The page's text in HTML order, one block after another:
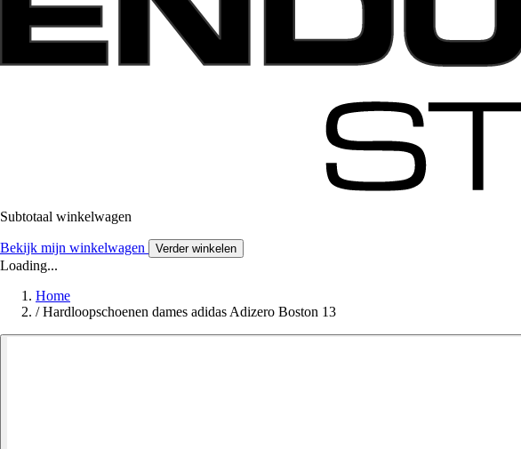
Subtotaal winkelwagen
Bekijk mijn winkelwagen Verder winkelen
Loading...
Home
/ Hardloopschoenen dames adidas Adizero Boston 13